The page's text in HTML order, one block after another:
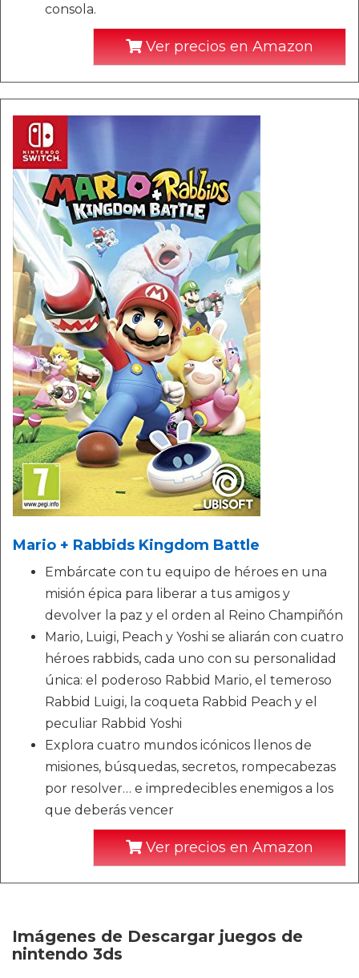
consola.
Ver precios en Amazon
Mario + Rabbids Kingdom Battle
Embárcate con tu equipo de héroes en una
misión épica para liberar a tus amigos y
devolver la paz y el orden al Reino Champiñón
Mario, Luigi, Peach y Yoshi se aliarán con cuatro
héroes rabbids, cada uno con su personalidad
única: el poderoso Rabbid Mario, el temeroso
Rabbid Luigi, la coqueta Rabbid Peach y el
peculiar Rabbid Yoshi
Explora cuatro mundos icónicos llenos de
misiones, búsquedas, secretos, rompecabezas
por resolver… e impredecibles enemigos a los
que deberás vencer
Ver precios en Amazon
Imágenes de Descargar juegos de
nintendo 3ds